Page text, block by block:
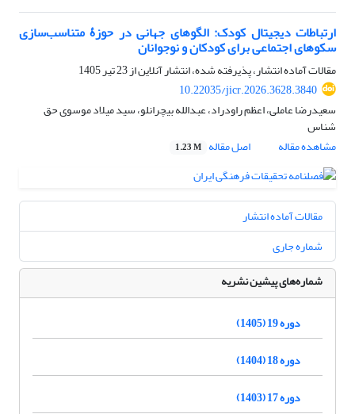
ارتباطات دیجیتال کودک: الگوهای جهانی در حوزۀ متناسب‌سازی
سکوهای اجتماعی برای کودکان و نوجوانان
مقالات آماده انتشار، پذیرفته شده، انتشار آنلاین از23 تیر 1405
10.22035/jicr.2026.3628.3840
سعیدرضا عاملی، اعظم راودراد، عبدالله بیچرانلو، سید میلاد موسوی حق
شناس
مشاهده مقاله
اصل مقاله 1.23 M
مقالات آماده انتشار
شماره جاری
شماره‌های پیشین نشریه
دوره 19 (1405)
دوره 18 (1404)
دوره 17 (1403)